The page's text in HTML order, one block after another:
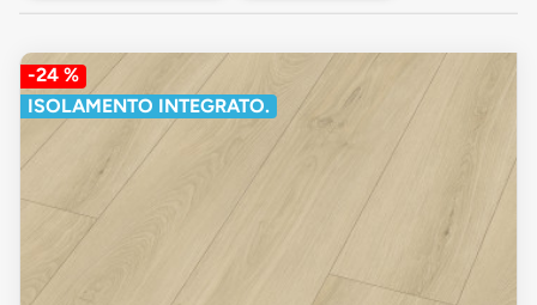
-24 %
ISOLAMENTO INTEGRATO.